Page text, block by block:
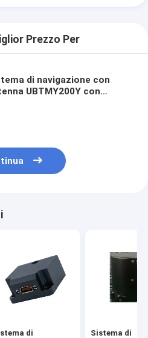
Prezzo Per
di navigazione con
UBTMY200Y con
di
Sistema di